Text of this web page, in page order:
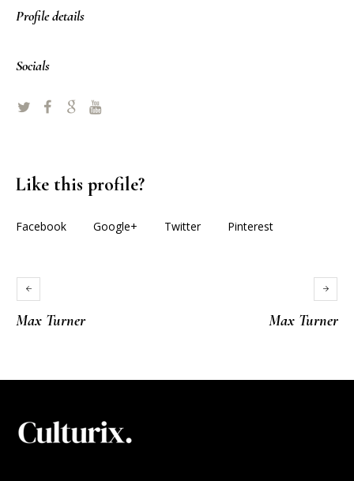
Profile details
Socials
Like this profile?
Facebook Google+ Twitter Pinterest
Max Turner Max Turner